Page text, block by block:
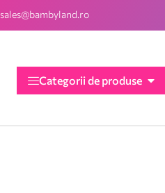
sales@bambyland.ro
Categorii de produse